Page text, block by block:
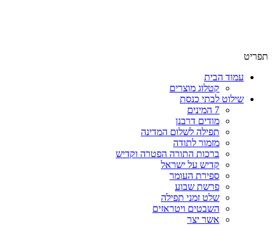
תפריט
עמוד הבית
קטלוג מוצרים
שילוט לבתי כנסת
7 המינים
מודים דרבנן
תפילה לשלום המדינה
מזמור לתודה
ברכות התורה הפטרה וקדיש
קדיש על ישראל
ספירת העומר
פרשת שבוע
שלט זמני תפילה
השבטים ויטראזים
אשר יצר